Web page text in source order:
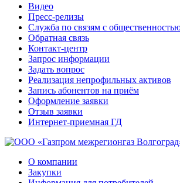
Видео
Пресс-релизы
Служба по связям с
Обратная связь
Контакт-центр
Запрос информации
Задать вопрос
Реализация непрофильных активов
Запись абонентов на приём
Оформление заявки
Отзыв заявки
Интернет-приемная ГД
О компании
Закупки